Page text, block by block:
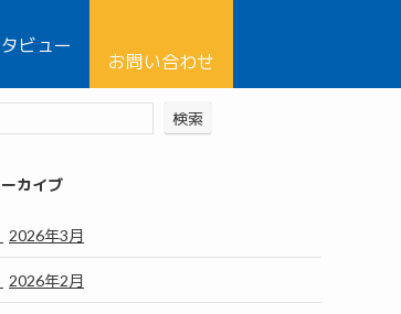
ビュー
お問い合わせ
検索
カイブ
2026年3月
2026年2月